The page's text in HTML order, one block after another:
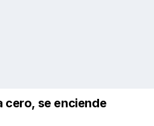
cero, se enciende